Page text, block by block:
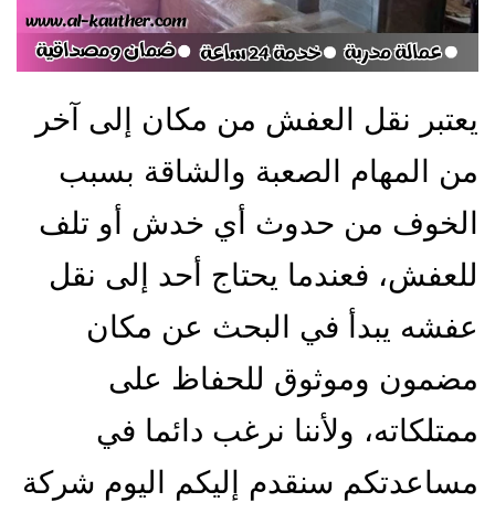
يعتبر نقل العفش من مكان إلى آخر
من المهام الصعبة والشاقة بسبب
الخوف من حدوث أي خدش أو تلف
للعفش، فعندما يحتاج أحد إلى نقل
عفشه يبدأ في البحث عن مكان
مضمون وموثوق للحفاظ على
ممتلكاته، ولأننا نرغب دائما في
مساعدتكم سنقدم إليكم اليوم شركة